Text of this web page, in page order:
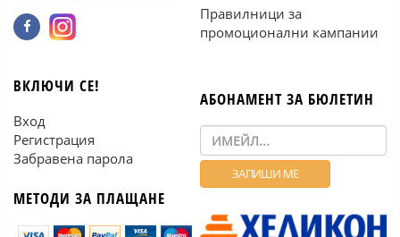
Правилници за
промоционални кампании
ВКЛЮЧИ СЕ!
Вход
Регистрация
Забравена парола
МЕТОДИ ЗА ПЛАЩАНЕ
АБОНАМЕНТ ЗА БЮЛЕТИН